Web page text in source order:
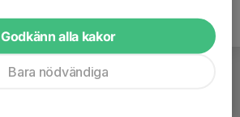
Godkänn alla kakor
Bara nödvändiga